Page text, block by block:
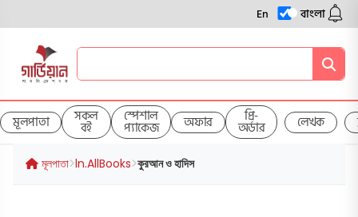
En বাংলা
মূলপাতা সকল
বই
স্পেশাল
প্যাকেজ অফার প্রি-
অর্ডার লেখক
মূলপাতা ln.AllBooks কুরআন ও হাদিস